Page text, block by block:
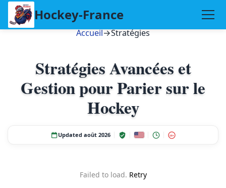
Hockey-France
Accueil→Stratégies
Stratégies Avancées et
Gestion pour Parier sur le
Hockey
Updated août 2026 18+
Failed to load. Retry